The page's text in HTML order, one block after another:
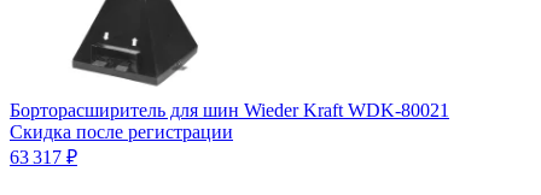
Борторасширитель для шин Wieder Kraft WDK-80021
Скидка после регистрации
63 317 ₽